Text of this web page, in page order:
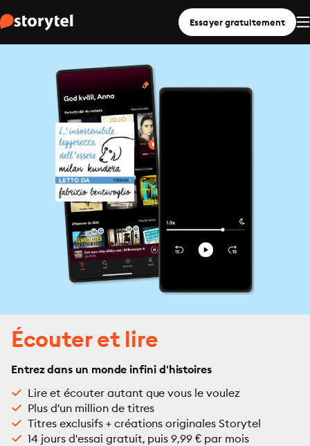
Essayer gratuitement
Écouter et lire
Entrez dans un monde infini d'histoires
Lire et écouter autant que vous le voulez
Plus d'un million de titres
Titres exclusifs + créations originales Storytel
14 jours d'essai gratuit, puis 9,99 € par mois